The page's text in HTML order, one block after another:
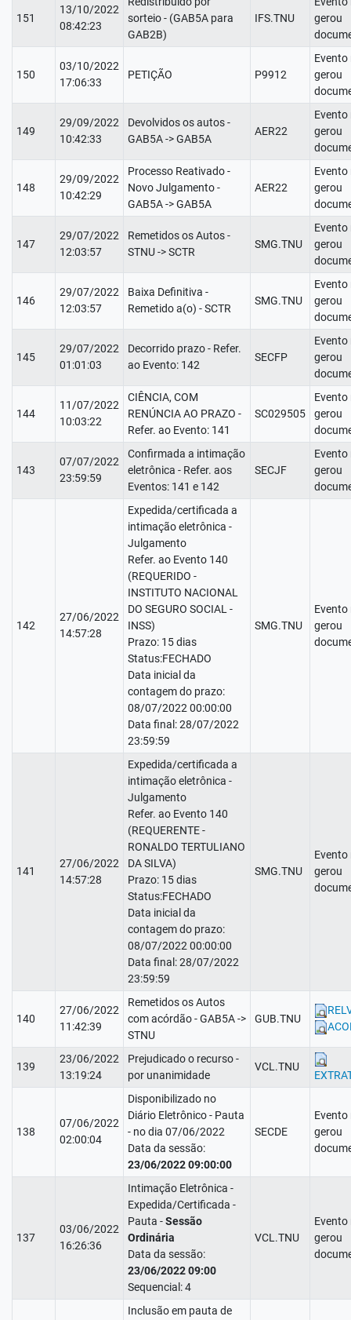
151
13/10/2022
08:42:23
sorteio - (GAB5A para
GAB2B)
IFS.TNU
gerou
150
03/10/2022
17:06:33
PETIÇÃO P9912
Evento
gerou
149
29/09/2022
10:42:33
Devolvidos os autos -
GAB5A -> GAB5A
AER22
Evento
gerou
148
29/09/2022
10:42:29
Processo Reativado -
Novo Julgamento -
GAB5A -> GAB5A
AER22
Evento
gerou
147
29/07/2022
12:03:57
Remetidos os Autos -
STNU -> SCTR
SMG.TNU
Evento
gerou
146
29/07/2022
12:03:57
Baixa Definitiva -
Remetido a(o) - SCTR
SMG.TNU
Evento
gerou
145
29/07/2022
01:01:03
Decorrido prazo - Refer.
ao Evento: 142
SECFP
Evento
gerou
144
11/07/2022
10:03:22
CIÊNCIA, COM
RENÚNCIA AO PRAZO -
Refer. ao Evento: 141
SC029505
Evento
gerou
143
07/07/2022
23:59:59
Confirmada a intimação
eletrônica - Refer. aos
Eventos: 141 e 142
SECJF
Evento
gerou
142
27/06/2022
14:57:28
Expedida/certificada a
intimação eletrônica -
Julgamento
Refer. ao Evento 140
(REQUERIDO -
INSTITUTO NACIONAL
DO SEGURO SOCIAL -
INSS)
Prazo: 15 dias
Status:FECHADO
Data inicial da
contagem do prazo:
08/07/2022 00:00:00
Data final: 28/07/2022
23:59:59
SMG.TNU
Evento
gerou
141
27/06/2022
14:57:28
Expedida/certificada a
intimação eletrônica -
Julgamento
Refer. ao Evento 140
(REQUERENTE -
RONALDO TERTULIANO
DA SILVA)
Prazo: 15 dias
Status:FECHADO
Data inicial da
contagem do prazo:
08/07/2022 00:00:00
Data final: 28/07/2022
23:59:59
SMG.TNU
Evento
gerou
140
27/06/2022
11:42:39
Remetidos os Autos
com acórdão - GAB5A ->
STNU
GUB.TNU
139
23/06/2022
13:19:24
Prejudicado o recurso -
por unanimidade
VCL.TNU
138
07/06/2022
02:00:04
Disponibilizado no
Diário Eletrônico - Pauta
- no dia 07/06/2022
Data da sessão:
23/06/2022 09:00:00
SECDE
Evento
gerou
137
03/06/2022
16:26:36
Intimação Eletrônica -
Expedida/Certificada -
Pauta -Sessão
Ordinária
Data da sessão:
23/06/2022 09:00
Sequencial: 4
VCL.TNU
Evento
gerou
Inclusão em pauta de